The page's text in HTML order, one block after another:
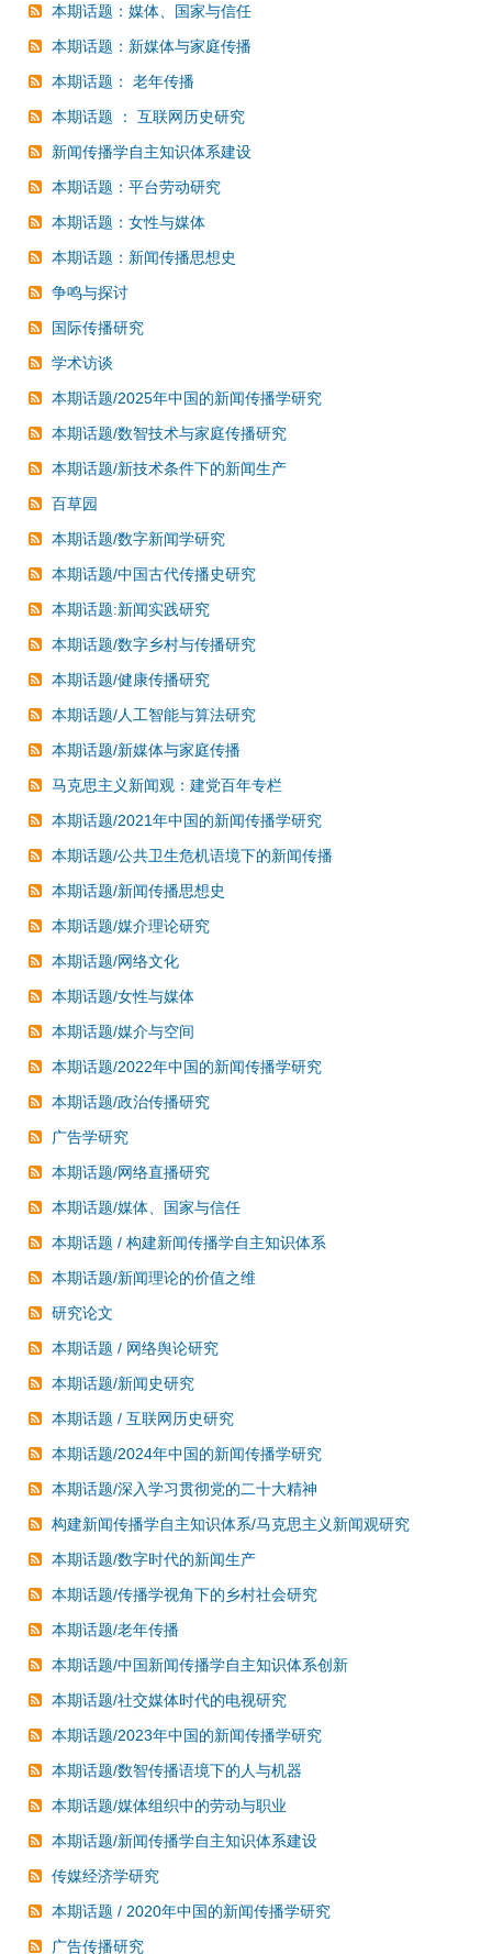
本期话题：媒体、国家与信任
本期话题：新媒体与家庭传播
本期话题： 老年传播
本期话题 ： 互联网历史研究
新闻传播学自主知识体系建设
本期话题：平台劳动研究
本期话题：女性与媒体
本期话题：新闻传播思想史
争鸣与探讨
国际传播研究
学术访谈
本期话题/2025年中国的新闻传播学研究
本期话题/数智技术与家庭传播研究
本期话题/新技术条件下的新闻生产
百草园
本期话题/数字新闻学研究
本期话题/中国古代传播史研究
本期话题:新闻实践研究
本期话题/数字乡村与传播研究
本期话题/健康传播研究
本期话题/人工智能与算法研究
本期话题/新媒体与家庭传播
马克思主义新闻观：建党百年专栏
本期话题/2021年中国的新闻传播学研究
本期话题/公共卫生危机语境下的新闻传播
本期话题/新闻传播思想史
本期话题/媒介理论研究
本期话题/网络文化
本期话题/女性与媒体
本期话题/媒介与空间
本期话题/2022年中国的新闻传播学研究
本期话题/政治传播研究
广告学研究
本期话题/网络直播研究
本期话题/媒体、国家与信任
本期话题 / 构建新闻传播学自主知识体系
本期话题/新闻理论的价值之维
研究论文
本期话题 / 网络舆论研究
本期话题/新闻史研究
本期话题 / 互联网历史研究
本期话题/2024年中国的新闻传播学研究
本期话题/深入学习贯彻党的二十大精神
构建新闻传播学自主知识体系/马克思主义新闻观研究
本期话题/数字时代的新闻生产
本期话题/传播学视角下的乡村社会研究
本期话题/老年传播
本期话题/中国新闻传播学自主知识体系创新
本期话题/社交媒体时代的电视研究
本期话题/2023年中国的新闻传播学研究
本期话题/数智传播语境下的人与机器
本期话题/媒体组织中的劳动与职业
本期话题/新闻传播学自主知识体系建设
传媒经济学研究
本期话题 / 2020年中国的新闻传播学研究
广告传播研究